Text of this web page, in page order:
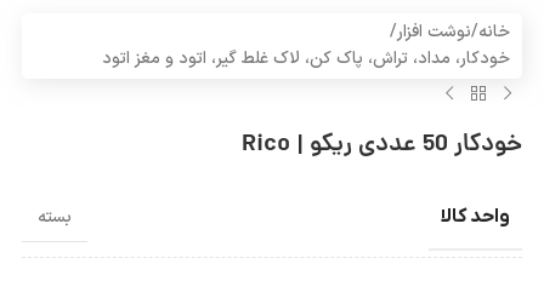
خانه/نوشت افزار/
خودکار، مداد، تراش، پاک کن، لاک غلط گیر، اتود و مغز اتود
خودکار 50 عددی ریکو | Rico
واحد کالا بسته